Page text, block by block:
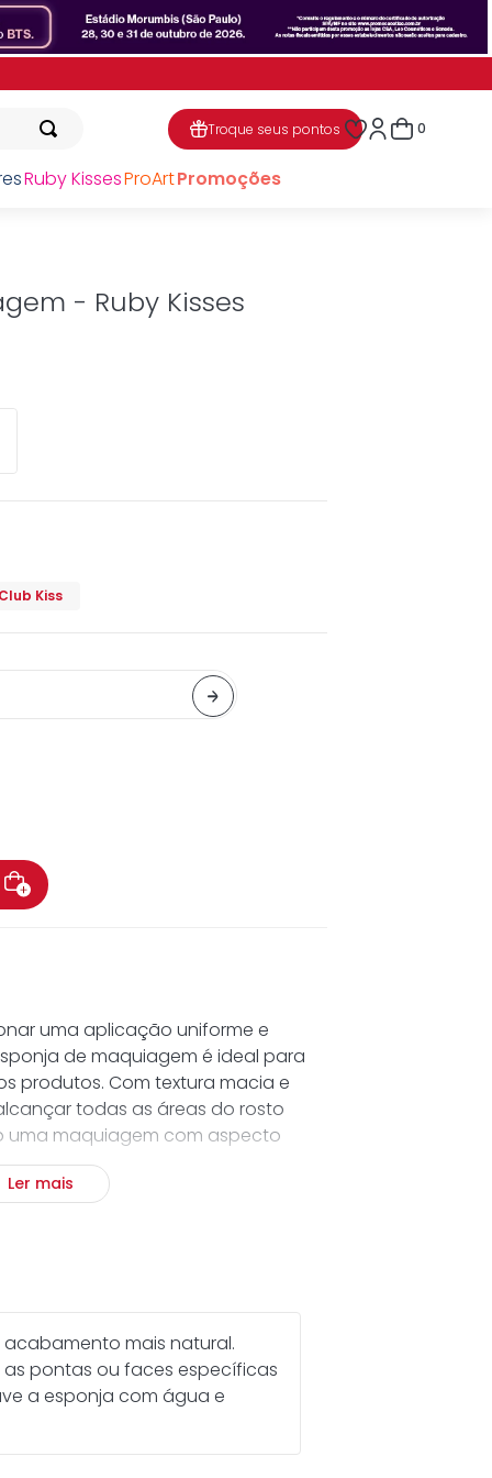
Troque seus pontos 0
Ruby KissesProArtPromoções
- Ruby Kisses
Kiss
uma aplicação uniforme e
de maquiagem é ideal para
produtos. Com textura macia e
todas as áreas do rosto
maquiagem com aspecto
espalhar produtos com suavidade
facilita a aplicação em
Ler mais
mais natural.
pontas ou faces específicas
a esponja com água e